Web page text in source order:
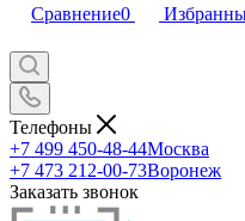
Сравнение0
Телефоны
+7 499 450-48-44Москва
+7 473 212-00-73Воронеж
Заказать звонок